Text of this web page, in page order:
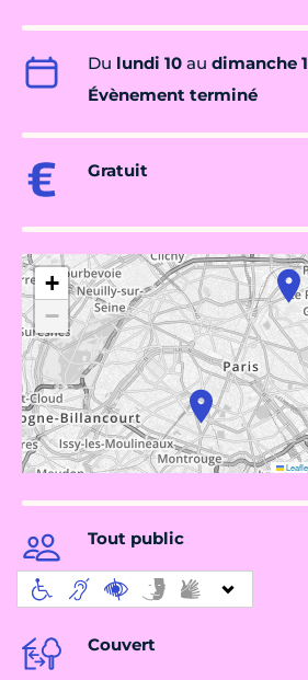
Du lundi 10 au dimanche
Évènement terminé
Gratuit
+
−
Tout public
Couvert